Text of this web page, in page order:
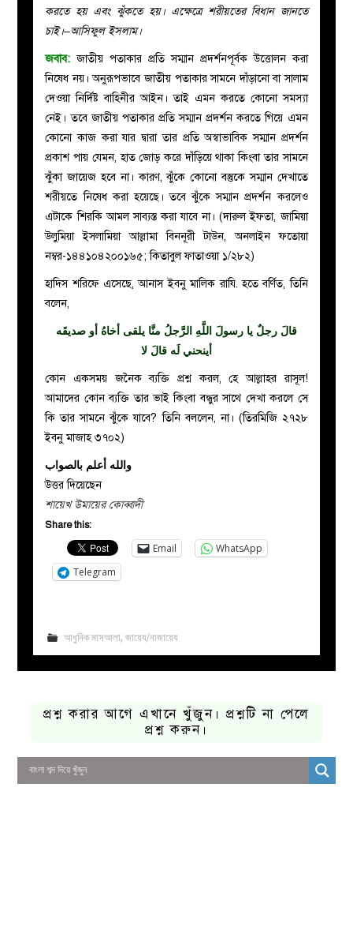
ইসলাহী
মজলিস
প্রশ্ন
করুন
করতে হয় এবং ঝুঁকতে হয়। এক্ষেত্রে শরীয়তের বিধান জানতে
চাই।–আসিফুল ইসলাম।
জবাব: জাতীয় পতাকার প্রতি সম্মান প্রদর্শনপূর্বক উত্তোলন করা
নিষেধ নয়। অনুরূপভাবে জাতীয় পতাকার সামনে দাঁড়ানো বা সালাম
দেওয়া নির্দিষ্ট বাহিনীর আইন। তাই এমন করতে কোনো সমস্যা
নেই। তবে জাতীয় পতাকার প্রতি সম্মান প্রদর্শন করতে গিয়ে এমন
কোনো কাজ করা যার দ্বারা তার প্রতি অস্বাভাবিক সম্মান প্রদর্শন
প্রকাশ পায় যেমন, হাত জোড় করে দাঁড়িয়ে থাকা কিংবা তার সামনে
ঝুঁকা জায়েজ হবে না। কারণ, ঝুঁকে কোনো বস্তুকে সম্মান দেখাতে
শরীয়তে নিষেধ করা হয়েছে। তবে ঝুঁকে সম্মান প্রদর্শন করলেও
এটাকে শিরকি আমল সাব্যস্ত করা যাবে না। (দারুল ইফতা, জামিয়া
উলুমিয়া ইসলামিয়া আল্লামা বিননূরী টাউন, অনলাইন ফতোয়া
নম্বর-১৪৪১০৪২০০১৬৫; কিতাবুল ফাতাওয়া ১/২৮২)
হাদিস শরিফে এসেছে, আনাস ইবনু মালিক রাযি. হতে বর্ণিত, তিনি
বলেন,
قالَ رجلٌ يا رسولَ اللَّهِ الرَّجلُ منَّا يلقى أخاهُ أو صديقَه
أينحني لَه قالَ لا
কোন একসময় জনৈক ব্যক্তি প্রশ্ন করল, হে আল্লাহর রাসূল!
আমাদের কোন ব্যক্তি তার ভাই কিংবা বন্ধুর সাথে দেখা করলে সে
কি তার সামনে ঝুঁকে যাবে? তিনি বললেন, না। (তিরমিজি ২৭২৮
ইবনু মাজাহ ৩৭০২)
والله أعلم بالصواب
উত্তর দিয়েছেন
শায়েখ উমায়ের কোব্বাদী
Share this:
Email
WhatsApp
Telegram
আধুনিক মাসআলা, জায়েয/নাজায়েয
প্রশ্ন করার আগে এখানে খুঁজুন। প্রশ্নটি না পেলে
প্রশ্ন করুন।